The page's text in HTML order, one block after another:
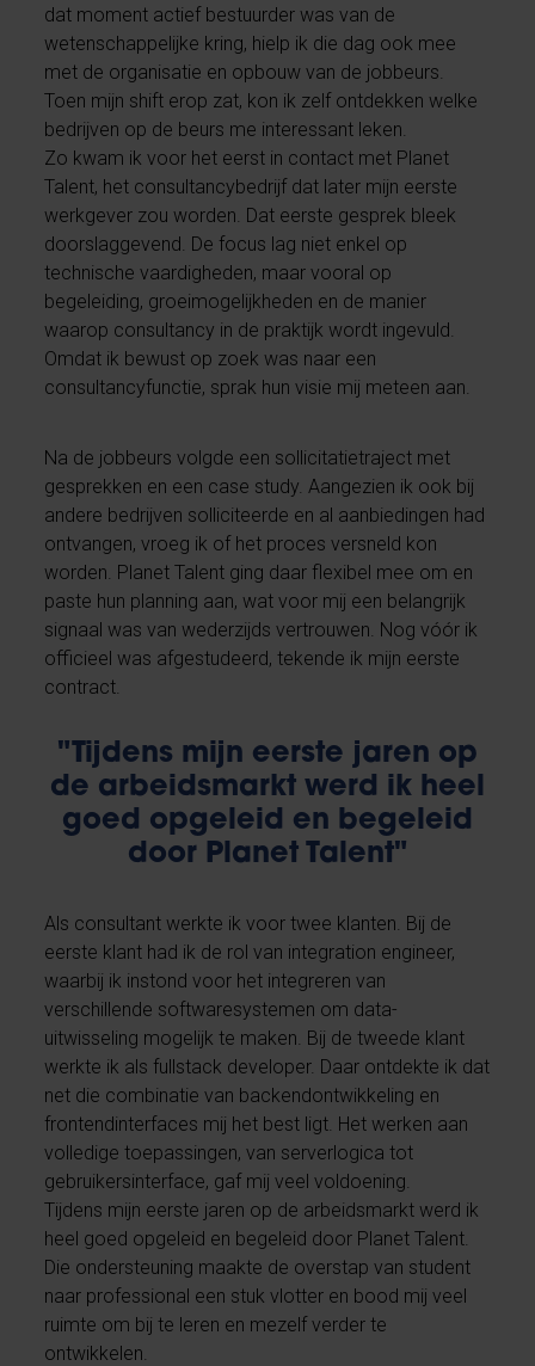
dat moment actief bestuurder was van de
wetenschappelijke kring, hielp ik die dag ook mee
met de organisatie en opbouw van de jobbeurs.
Toen mijn shift erop zat, kon ik zelf ontdekken welke
bedrijven op de beurs me interessant leken.
Zo kwam ik voor het eerst in contact met Planet
Talent, het consultancybedrijf dat later mijn eerste
werkgever zou worden. Dat eerste gesprek bleek
doorslaggevend. De focus lag niet enkel op
technische vaardigheden, maar vooral op
begeleiding, groeimogelijkheden en de manier
waarop consultancy in de praktijk wordt ingevuld.
Omdat ik bewust op zoek was naar een
consultancyfunctie, sprak hun visie mij meteen aan.
Na de jobbeurs volgde een sollicitatietraject met
gesprekken en een case study. Aangezien ik ook bij
andere bedrijven solliciteerde en al aanbiedingen had
ontvangen, vroeg ik of het proces versneld kon
worden. Planet Talent ging daar flexibel mee om en
paste hun planning aan, wat voor mij een belangrijk
signaal was van wederzijds vertrouwen. Nog vóór ik
officieel was afgestudeerd, tekende ik mijn eerste
contract.
"Tijdens mijn eerste jaren op
de arbeidsmarkt werd ik heel
goed opgeleid en begeleid
door Planet Talent"
Als consultant werkte ik voor twee klanten. Bij de
eerste klant had ik de rol van integration engineer,
waarbij ik instond voor het integreren van
verschillende softwaresystemen om data-
uitwisseling mogelijk te maken. Bij de tweede klant
werkte ik als fullstack developer. Daar ontdekte ik dat
net die combinatie van backendontwikkeling en
frontendinterfaces mij het best ligt. Het werken aan
volledige toepassingen, van serverlogica tot
gebruikersinterface, gaf mij veel voldoening.
Tijdens mijn eerste jaren op de arbeidsmarkt werd ik
heel goed opgeleid en begeleid door Planet Talent.
Die ondersteuning maakte de overstap van student
naar professional een stuk vlotter en bood mij veel
ruimte om bij te leren en mezelf verder te
ontwikkelen.